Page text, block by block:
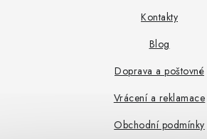
Kontakty
Blog
Doprava a poštovné
Vrácení a reklamace
Obchodní podmínky